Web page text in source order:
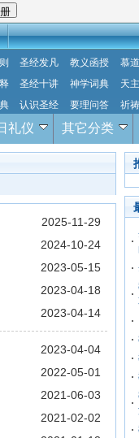
圣经发凡 教义函授 慕
圣经十讲 神学词典 天
认识圣经 要理问答 祈
礼仪 其它分类
2025-11-29
2024-10-24
2023-05-15
2023-04-18
2023-04-14
2023-04-04
2022-05-01
2021-06-03
2021-02-02